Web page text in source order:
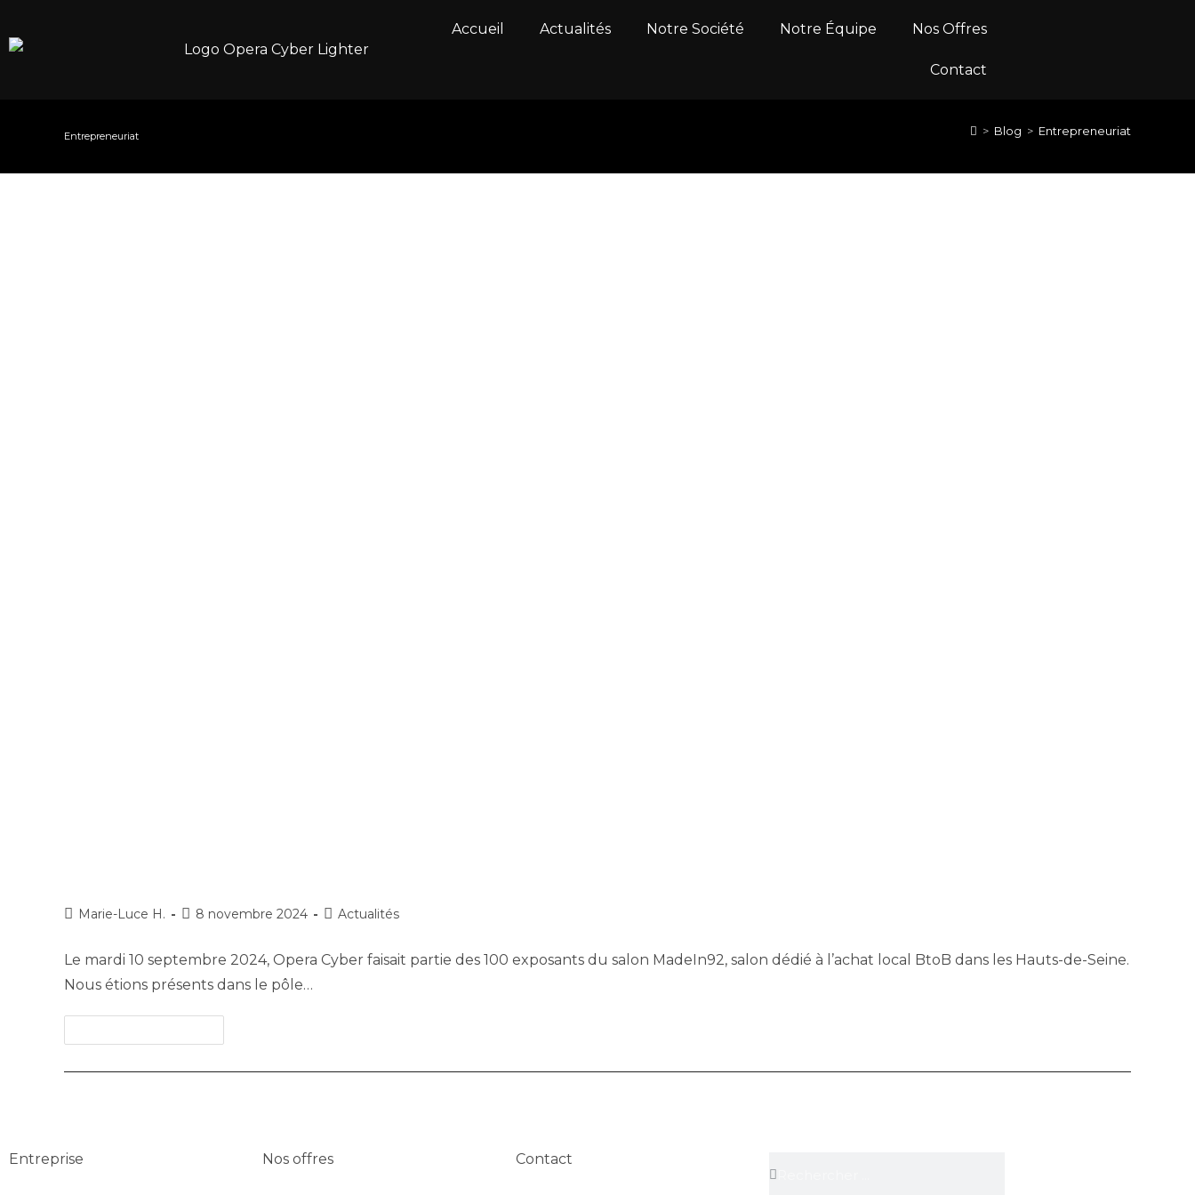
Accueil Actualités Notre Société Notre Équipe Nos Offres
Contact
Entrepreneuriat > Blog > Entrepreneuriat
Marie-Luce H. 8 novembre 2024 Actualités
Le mardi 10 septembre 2024, Opera Cyber faisait partie des 100 exposants du salon MadeIn92, salon dédié à l’achat local BtoB dans les Hauts-de-Seine.
Nous étions présents dans le pôle…
Entreprise Nos offres Contact